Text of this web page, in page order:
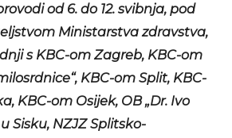
od 6. do 12. svibnja, pod
Ministarstva zdravstva,
s KBC-om Zagreb, KBC-om
KBC-om Split, KBC-
KBC-om Osijek, OB „Dr. Ivo
Sisku, NZJZ Splitsko-